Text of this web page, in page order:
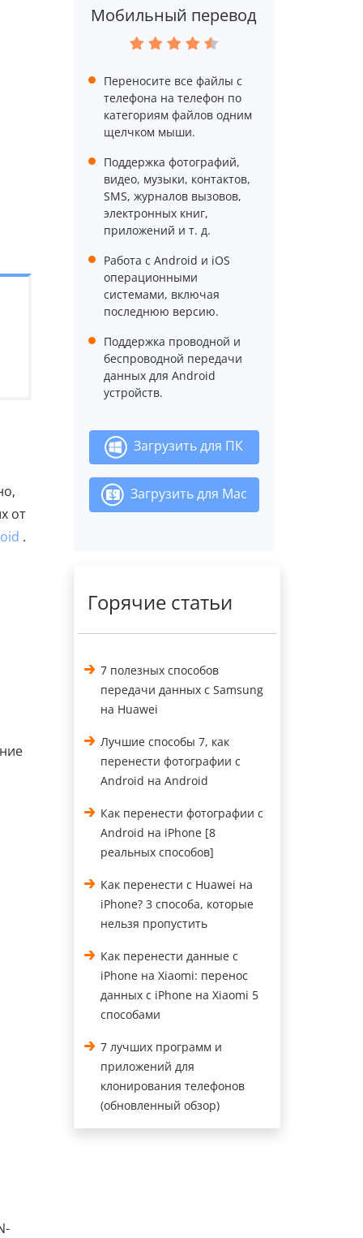
от
.
Мобильный перевод
Переносите все файлы с
телефона на телефон по
категориям файлов одним
щелчком мыши.
Поддержка фотографий,
видео, музыки, контактов,
SMS, журналов вызовов,
электронных книг,
приложений и т. д.
Работа с Android и iOS
операционными
системами, включая
последнюю версию.
Поддержка проводной и
беспроводной передачи
данных для Android
устройств.
Загрузить для ПК
Загрузить для Mac
Горячие статьи
7 полезных способов
передачи данных с Samsung
на Huawei
Лучшие способы 7, как
перенести фотографии с
Android на Android
Как перенести фотографии с
Android на iPhone [8
реальных способов]
Как перенести с Huawei на
iPhone? 3 способа, которые
нельзя пропустить
Как перенести данные с
iPhone на Xiaomi: перенос
данных с iPhone на Xiaomi 5
способами
7 лучших программ и
приложений для
клонирования телефонов
(обновленный обзор)